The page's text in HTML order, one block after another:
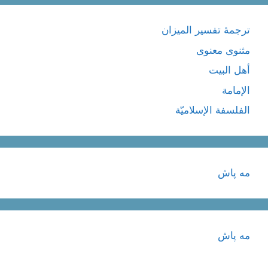
ترجمۀ تفسیر المیزان
مثنوی معنوی
أهل البيت
الإمامة
الفلسفة الإسلاميّة
مه پاش
مه پاش